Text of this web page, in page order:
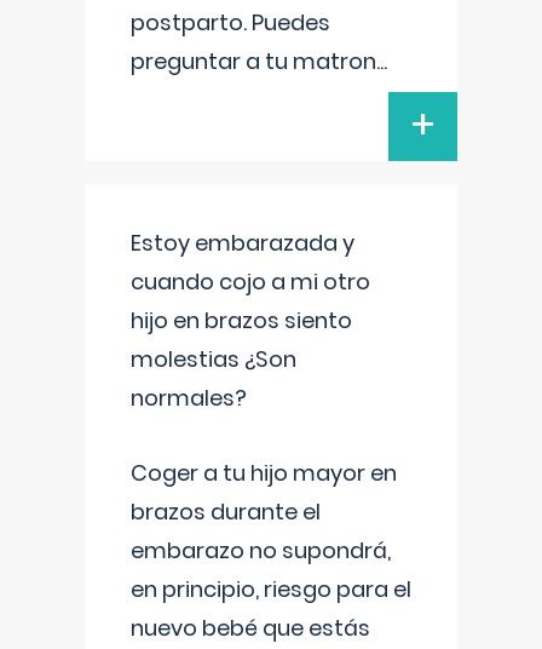
postparto. Puedes
preguntar a tu matron...
+
Estoy embarazada y
cuando cojo a mi otro
hijo en brazos siento
molestias ¿Son
normales?
Coger a tu hijo mayor en
brazos durante el
embarazo no supondrá,
en principio, riesgo para el
nuevo bebé que estás